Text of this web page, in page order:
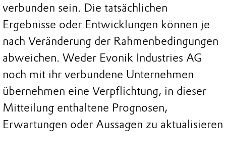
verbunden sein. Die tatsächlichen
Ergebnisse oder Entwicklungen können je
nach Veränderung der Rahmenbedingungen
abweichen. Weder Evonik Industries AG
noch mit ihr verbundene Unternehmen
übernehmen eine Verpflichtung, in dieser
Mitteilung enthaltene Prognosen,
Erwartungen oder Aussagen zu aktualisieren